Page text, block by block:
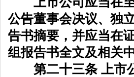
公告董事会决议、独
告书摘要，并应当在
组报告书全文及相关
第二十三条 上市公